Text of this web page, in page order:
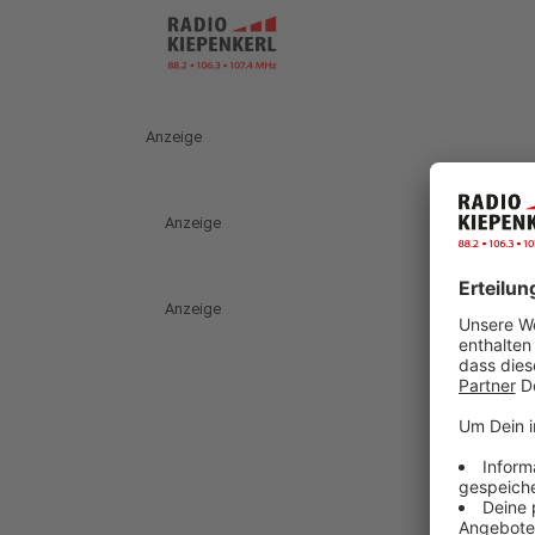
Anzeige
Anzeige
Anzeige